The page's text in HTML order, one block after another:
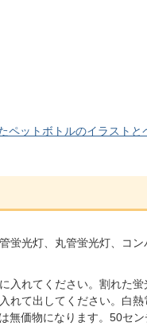
ペットボトルのイラスト
蛍光灯、丸管蛍光灯、コン
入れてください。割れた蛍
れて出してください。白熱
無価物になります。50セン